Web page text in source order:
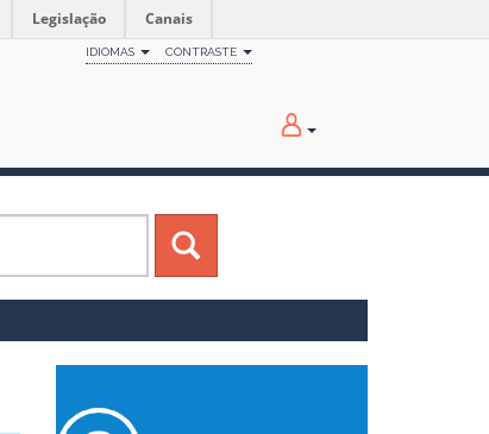
Legislação Canais
IDIOMAS CONTRASTE